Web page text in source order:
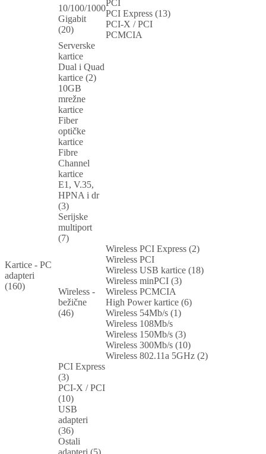
Kartice - PC
adapteri
(160)
10/100/1000
Gigabit
(20)
PCI
PCI Express (13)
PCI-X / PCI
PCMCIA
Serverske
kartice
Dual i Quad
kartice (2)
10GB
mrežne
kartice
Fiber
optičke
kartice
Fibre
Channel
kartice
E1, V.35,
HPNA i dr
(3)
Serijske
multiport
(7)
Wireless -
bežične
(46)
Wireless PCI Express (2)
Wireless PCI
Wireless USB kartice (18)
Wireless minPCI (3)
Wireless PCMCIA
High Power kartice (6)
Wireless 54Mb/s (1)
Wireless 108Mb/s
Wireless 150Mb/s (3)
Wireless 300Mb/s (10)
Wireless 802.11a 5GHz (2)
PCI Express
(3)
PCI-X / PCI
(10)
USB
adapteri
(36)
Ostali